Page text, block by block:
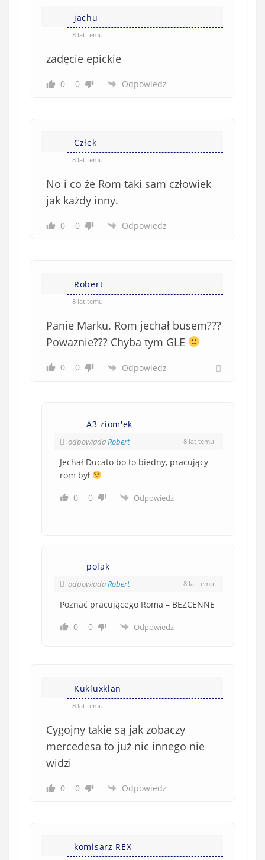
jachu
8 lat temu
zadęcie epickie
0 0 Odpowiedz
Człek
8 lat temu
No i co że Rom taki sam człowiek
jak każdy inny.
0 0 Odpowiedz
Robert
8 lat temu
Panie Marku. Rom jechał busem???
Powaznie??? Chyba tym GLE
0 0 Odpowiedz
A3 ziom'ek
odpowiadaRobert 8 lat temu
Jechał Ducato bo to biedny, pracujący
rom był
0
0 Odpowiedz
polak
odpowiadaRobert 8 lat temu
Poznać pracującego Roma – BEZCENNE
0
0 Odpowiedz
Kukluxklan
8 lat temu
Cygojny takie są jak zobaczy
mercedesa to już nic innego nie
widzi
0 0 Odpowiedz
komisarz REX